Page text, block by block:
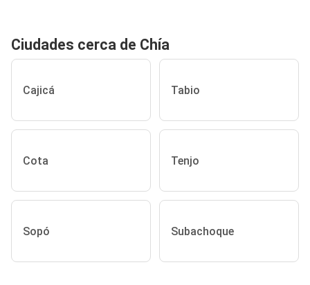
Ciudades cerca de Chía
Cajicá Tabio
Cota Tenjo
Sopó Subachoque